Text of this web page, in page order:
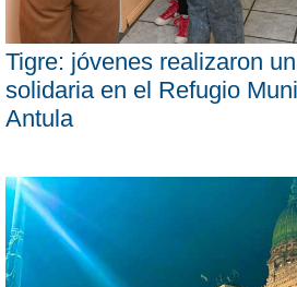
Tigre: jóvenes realizaron
solidaria en el Refugio
Antula